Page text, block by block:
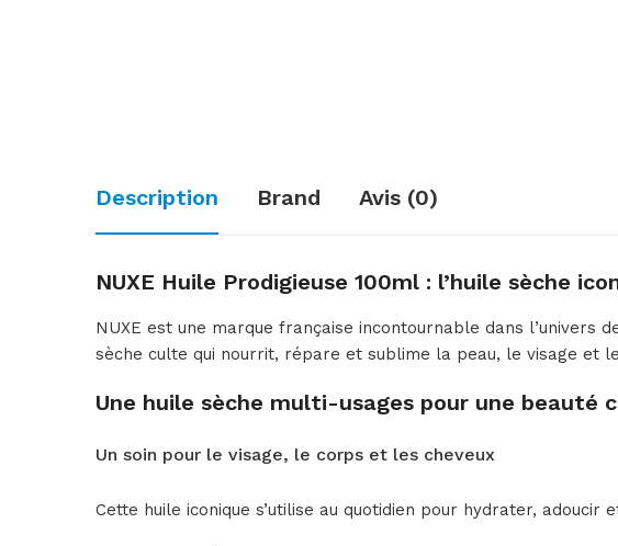
Description Brand Avis (0)
NUXE Huile Prodigieuse 100ml : l’huile sèche
NUXE est une marque française incontournable dans l’univers
sèche culte qui nourrit, répare et sublime la peau, le visage et
Une huile sèche multi-usages pour une beauté
Un soin pour le visage, le corps et les cheveux
Cette huile iconique s’utilise au quotidien pour hydrater,